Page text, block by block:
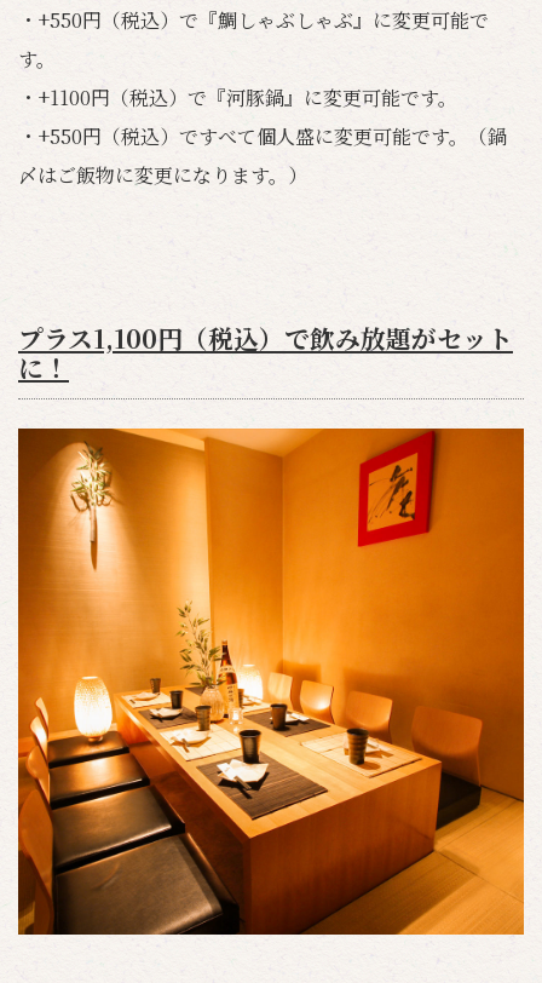
・+550円（税込）で『鯛しゃぶしゃぶ』に変更可能で
す。
・+1100円（税込）で『河豚鍋』に変更可能です。
・+550円（税込）ですべて個人盛に変更可能です。（鍋
〆はご飯物に変更になります。）
プラス1,100円（税込）で飲み放題がセット
に！